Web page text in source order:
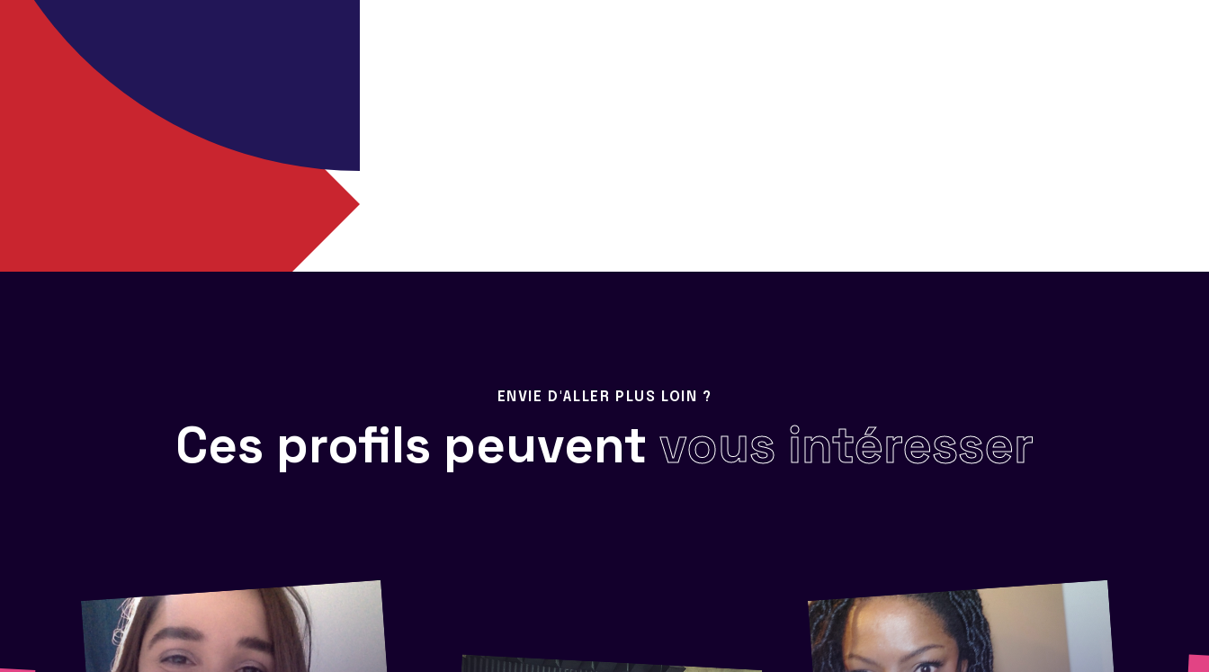
ENVIE D'ALLER PLUS LOIN ?
Ces profils peuvent vous intéresser